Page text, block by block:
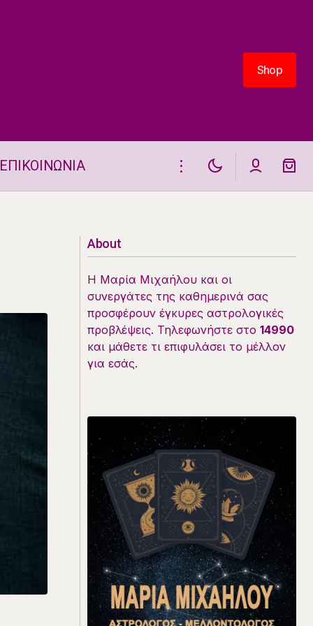
Shop
Shop
ΕΠΙΚΟΙΝΩΝΙΑ
About
Η Μαρία Μιχαήλου και οι
συνεργάτες της καθημερινά σας
προσφέρουν έγκυρες αστρολογικές
προβλέψεις. Τηλεφωνήστε στο 14990
και μάθετε τι επιφυλάσει το μέλλον
για εσάς.